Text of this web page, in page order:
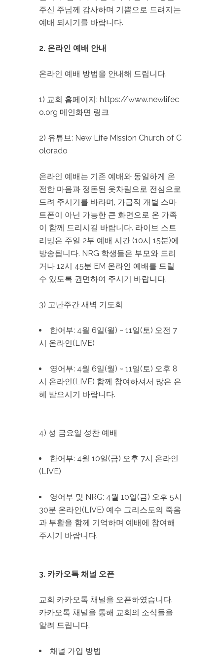
주신 주님께 감사하며 기쁨으로 드려지는
예배 되시기를 바랍니다.
2. 온라인 예배 안내
온라인 예배 방법을 안내해 드립니다.
1) 교회 홈페이지: https://www.newlifec
o.org 메인화면 링크
2) 유튜브: New Life Mission Church of C
olorado
온라인 예배는 기존 예배와 동일하게 온
전한 마음과 정돈된 옷차림으로 전심으로
드려 주시기를 바라며, 가급적 개별 스마
트폰이 아닌 가능한 큰 화면으로 온 가족
이 함께 드리시길 바랍니다. 라이브 스트
리밍은 주일 2부 예배 시간 (10시 15분)에
방송됩니다. NRG 학생들은 부모와 드리
거나 12시 45분 EM 온라인 예배를 드릴
수 있도록 권면하여 주시기 바랍니다.
3) 고난주간 새벽 기도회
한어부: 4월 6일(월) ~ 11일(토) 오전 7
시 온라인(LIVE)
영어부: 4월 6일(월) ~ 11일(토) 오후 8
시 온라인(LIVE) 함께 참여하셔서 많은 은
혜 받으시기 바랍니다.
4) 성 금요일 성찬 예배
한어부: 4월 10일(금) 오후 7시 온라인
(LIVE)
영어부 및 NRG: 4월 10일(금) 오후 5시
30분 온라인(LIVE) 예수 그리스도의 죽음
과 부활을 함께 기억하며 예배에 참여해
주시기 바랍니다.
3. 카카오톡 채널 오픈
교회 카카오톡 채널을 오픈하였습니다.
카카오톡 채널을 통해 교회의 소식들을
알려 드립니다.
채널 가입 방법